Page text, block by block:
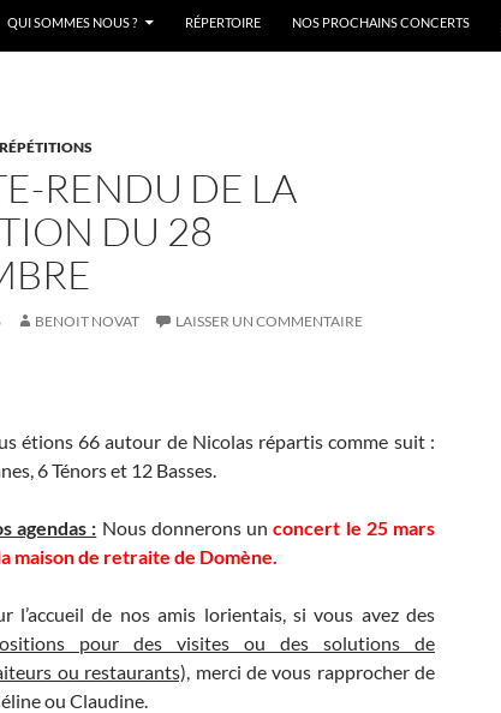
QUI SOMMES NOUS ? RÉPERTOIRE NOS PROCHAINS CONCERTS
RENDU DE LA
DU 28
BENOIT NOVAT LAISSER UN COMMENTAIRE
étions 66 autour de Nicolas répartis comme suit :
6 Ténors et 12 Basses.
agendas : Nous donnerons unconcert le 25 mars
maison de retraite de Domène.
l’accueil de nos amis lorientais, si vous avez des
pour des visites ou des solutions de
ou restaurants), merci de vous rapprocher de
ou Claudine.